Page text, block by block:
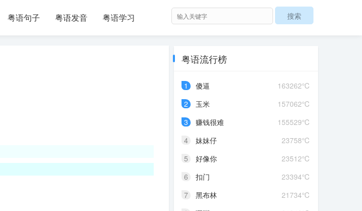
粤语句子 粤语发音 粤语学习
粤语流行榜
163262℃
1
傻逼
157062℃
2
玉米
155529℃
3
赚钱很难
23758℃
4
妹妹仔
23512℃
5
好像你
23394℃
6
扣门
21734℃
7
黑布林